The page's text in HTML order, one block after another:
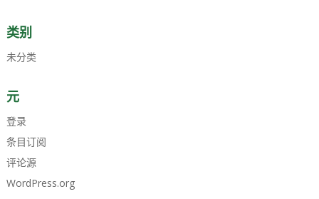
类别
未分类
元
登录
条目订阅
评论源
WordPress.org